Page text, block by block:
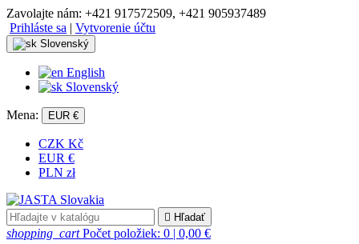
Zavolajte nám: +421 917572509, +421 905937489
Prihláste sa | Vytvorenie účtu
Slovenský
English
Slovenský
Mena: EUR €
CZK Kč
EUR €
PLN zł
 Hľadať
shopping_cart Počet položiek: 0 | 0,00 €